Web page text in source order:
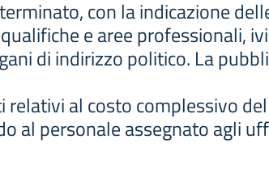
con la indicazione
e aree professionali,
di indirizzo politico. La
al costo complessivo
al personale assegnato agli